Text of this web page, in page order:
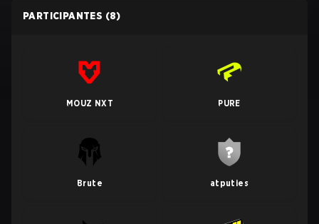
PARTICIPANTES (8)
MOUZ NXT PURE
Brute atputies